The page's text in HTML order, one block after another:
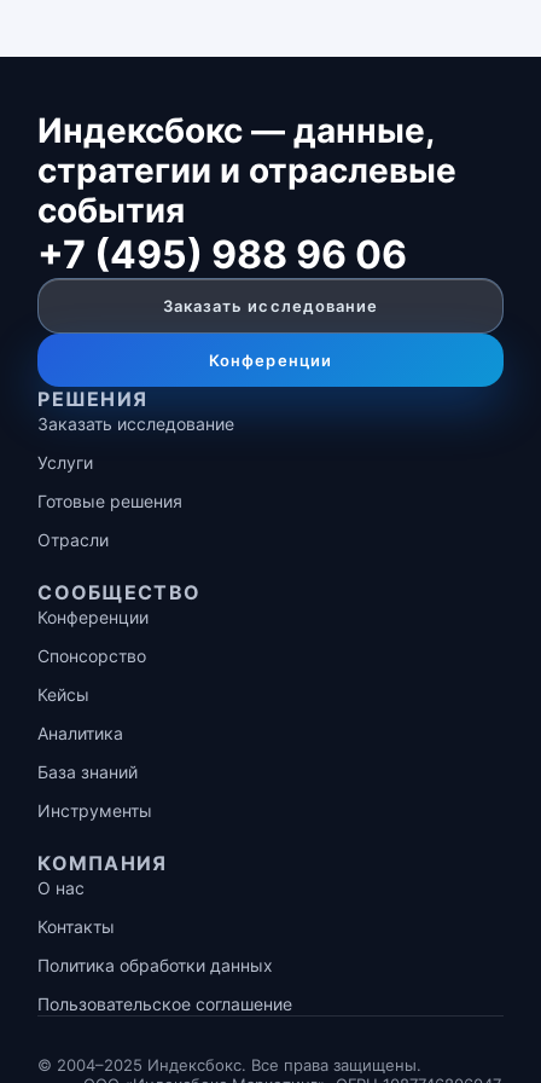
Индексбокс — данные,
стратегии и отраслевые
события
+7 (495) 988 96 06
Заказать исследование
Конференции
РЕШЕНИЯ
Заказать исследование
Услуги
Готовые решения
Отрасли
СООБЩЕСТВО
Конференции
Спонсорство
Кейсы
Аналитика
База знаний
Инструменты
КОМПАНИЯ
О нас
Контакты
Политика обработки данных
Пользовательское соглашение
© 2004–2025 Индексбокс. Все права защищены.